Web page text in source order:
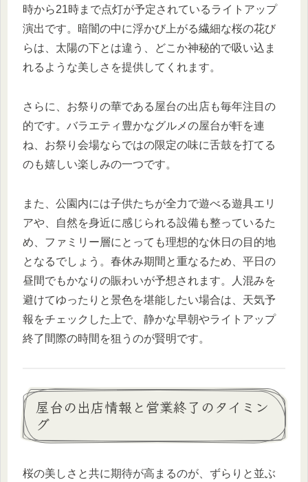
時から21時まで点灯が予定されているライトアップ
演出です。暗闇の中に浮かび上がる繊細な桜の花び
らは、太陽の下とは違う、どこか神秘的で吸い込ま
れるような美しさを提供してくれます。
さらに、お祭りの華である屋台の出店も毎年注目の
的です。バラエティ豊かなグルメの屋台が軒を連
ね、お祭り会場ならではの限定の味に舌鼓を打てる
のも嬉しい楽しみの一つです。
また、公園内には子供たちが全力で遊べる遊具エリ
アや、自然を身近に感じられる設備も整っているた
め、ファミリー層にとっても理想的な休日の目的地
となるでしょう。春休み期間と重なるため、平日の
昼間でもかなりの賑わいが予想されます。人混みを
避けてゆったりと景色を堪能したい場合は、天気予
報をチェックした上で、静かな早朝やライトアップ
終了間際の時間を狙うのが賢明です。
屋台の出店情報と営業終了のタイミン
グ
桜の美しさと共に期待が高まるのが、ずらりと並ぶ